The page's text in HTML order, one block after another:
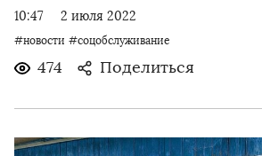
10:47 2 июля 2022
#новости #соцобслуживание
474 Поделиться